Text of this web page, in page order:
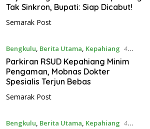
Tak Sinkron, Bupati: Siap Dicabut!
Semarak Post
Bengkulu Berita Utama Kepahiang 4
Agustus 2026
Parkiran RSUD Kepahiang Minim
Pengaman, Mobnas Dokter
Spesialis Terjun Bebas
Semarak Post
Bengkulu Berita Utama Kepahiang 4